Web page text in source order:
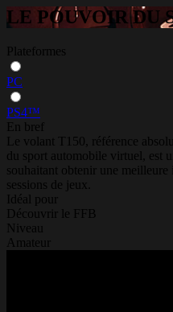
LE POUVOIR DU
Plateformes
PC
PS4™
En bref
Le volant T150, référence
du sport automobile virtuel, est
souhaitant obtenir une
sessions de jeux.
Idéal pour
Découvrir le FFB
Niveau
Amateur